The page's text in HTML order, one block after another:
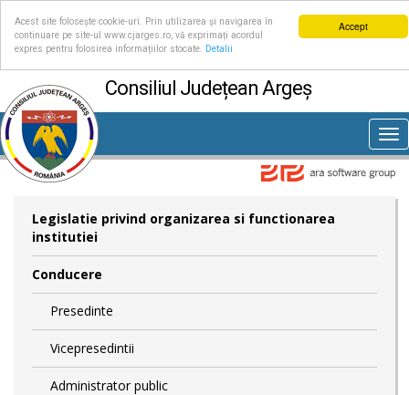
Accept
Acest site folosește cookie-uri. Prin utilizarea și navigarea în
continuare pe site-ul www.cjarges.ro, vă exprimați acordul
expres pentru folosirea informațiilor stocate.
Detalii
Consiliul Județean Argeș
Legislatie privind organizarea si functionarea
institutiei
Conducere
Presedinte
Vicepresedintii
Administrator public